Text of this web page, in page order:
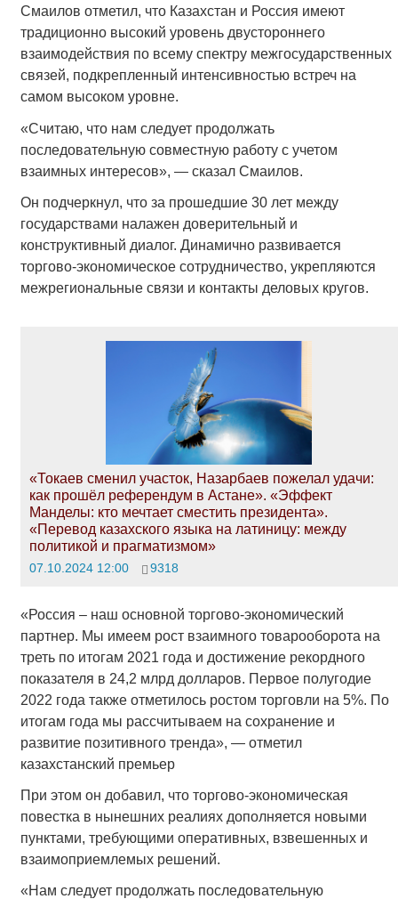
Смаилов отметил, что Казахстан и Россия имеют
традиционно высокий уровень двустороннего
взаимодействия по всему спектру межгосударственных
связей, подкрепленный интенсивностью встреч на
самом высоком уровне.
«Считаю, что нам следует продолжать
последовательную совместную работу с учетом
взаимных интересов», — сказал Смаилов.
Он подчеркнул, что за прошедшие 30 лет между
государствами налажен доверительный и
конструктивный диалог. Динамично развивается
торгово-экономическое сотрудничество, укрепляются
межрегиональные связи и контакты деловых кругов.
«Токаев сменил участок, Назарбаев пожелал удачи:
как прошёл референдум в Астане». «Эффект
Манделы: кто мечтает сместить президента».
«Перевод казахского языка на латиницу: между
политикой и прагматизмом»
07.10.2024 12:00 9318
«Россия – наш основной торгово-экономический
партнер. Мы имеем рост взаимного товарооборота на
треть по итогам 2021 года и достижение рекордного
показателя в 24,2 млрд долларов. Первое полугодие
2022 года также отметилось ростом торговли на 5%. По
итогам года мы рассчитываем на сохранение и
развитие позитивного тренда», — отметил
казахстанский премьер
При этом он добавил, что торгово-экономическая
повестка в нынешних реалиях дополняется новыми
пунктами, требующими оперативных, взвешенных и
взаимоприемлемых решений.
«Нам следует продолжать последовательную